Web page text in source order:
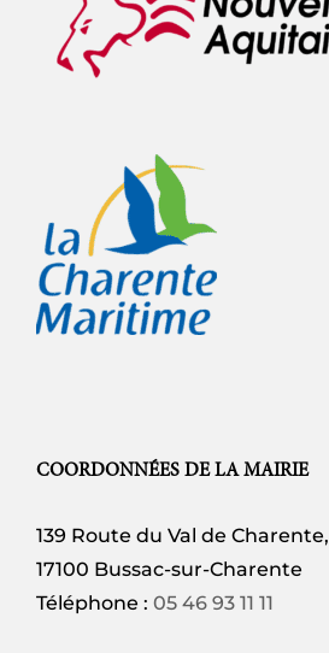
COORDONNÉES DE LA MAIRIE
139 Route du Val de Charente,
17100 Bussac-sur-Charente
Téléphone : 05 46 93 11 11